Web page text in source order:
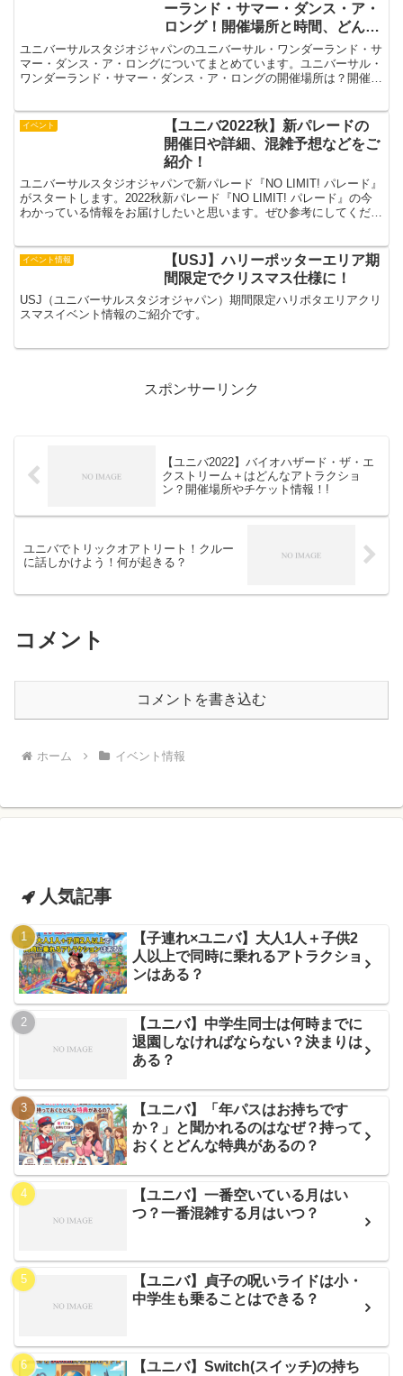
ーランド・サマー・ダンス・ア・
ロング！開催場所と時間、どんな
ショー？
ユニバーサルスタジオジャパンのユニバーサル・ワンダーランド・サ
マー・ダンス・ア・ロングについてまとめています。ユニバーサル・
ワンダーランド・サマー・ダンス・ア・ロングの開催場所は？開催時
イベント
【ユニバ2022秋】新パレードの
開催日や詳細、混雑予想などをご
紹介！
ユニバーサルスタジオジャパンで新パレード『NO LIMIT! パレード』
がスタートします。2022秋新パレード『NO LIMIT! パレード』の今
わかっている情報をお届けしたいと思います。ぜひ参考にしてくださ
イベント情報
【USJ】ハリーポッターエリア期
間限定でクリスマス仕様に！
USJ（ユニバーサルスタジオジャパン）期間限定ハリポタエリアクリ
スマスイベント情報のご紹介です。
スポンサーリンク
【ユニバ2022】バイオハザード・ザ・エ
クストリーム＋はどんなアトラクショ
ン？開催場所やチケット情報！!
ユニバでトリックオアトリート！クルー
に話しかけよう！何が起きる？
コメント
コメントを書き込む
ホーム イベント情報
人気記事
【子連れ×ユニバ】大人1人＋子供2
人以上で同時に乗れるアトラクショ
ンはある？
【ユニバ】中学生同士は何時までに
退園しなければならない？決まりは
ある？
【ユニバ】「年パスはお持ちです
か？」と聞かれるのはなぜ？持って
おくとどんな特典があるの？
【ユニバ】一番空いている月はい
つ？一番混雑する月はいつ？
【ユニバ】貞子の呪いライドは小・
中学生も乗ることはできる？
【ユニバ】Switch(スイッチ)の持ち